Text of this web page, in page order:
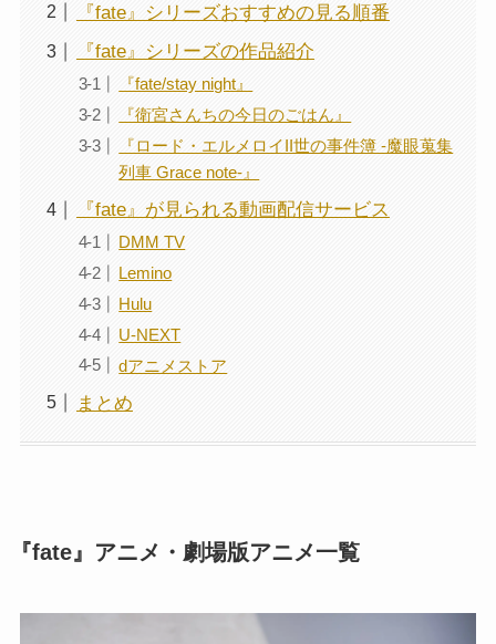
『fate』シリーズおすすめの見る順番
『fate』シリーズの作品紹介
『fate/stay night』
『衛宮さんちの今日のごはん』
『ロード・エルメロイII世の事件簿 -魔眼蒐集
列車 Grace note-』
『fate』が見られる動画配信サービス
DMM TV
Lemino
Hulu
U-NEXT
dアニメストア
まとめ
『fate』アニメ・劇場版アニメ一覧